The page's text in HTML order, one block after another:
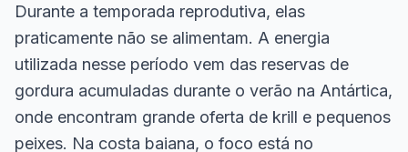
Durante a temporada reprodutiva, elas
praticamente não se alimentam. A energia
utilizada nesse período vem das reservas de
gordura acumuladas durante o verão na Antártica,
onde encontram grande oferta de krill e pequenos
peixes. Na costa baiana, o foco está no